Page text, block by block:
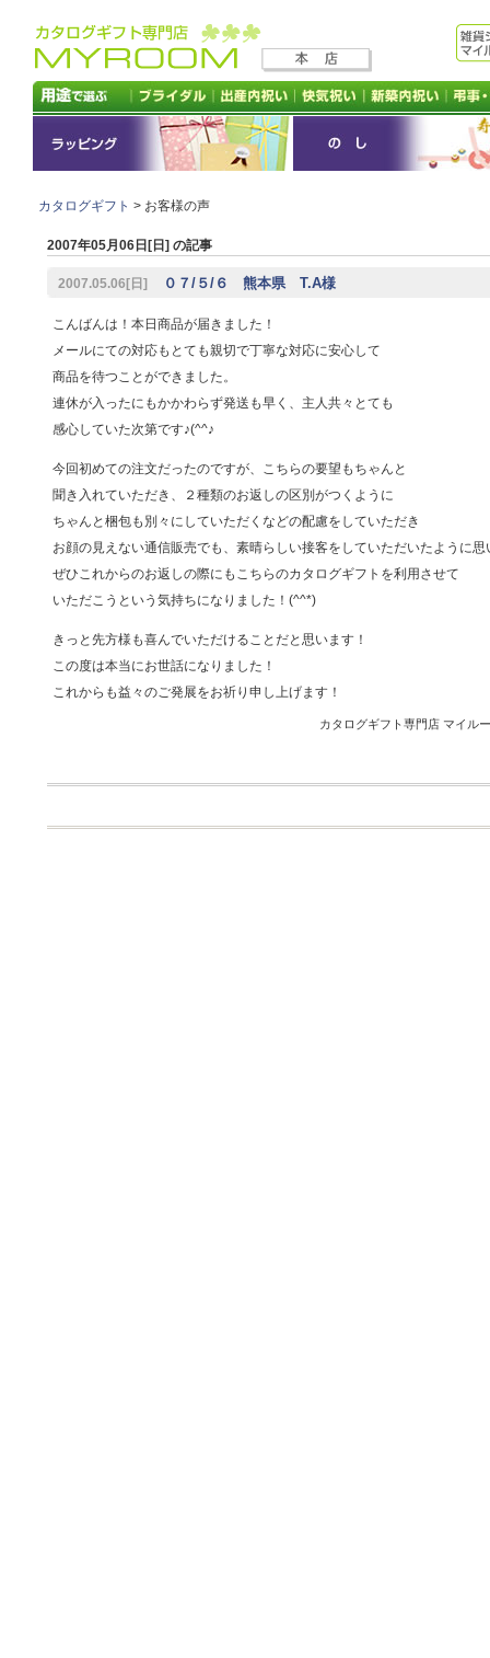
カタログギフト > お客様の声
2007年05月06日[日] の記事
2007.05.06[日] ０７/５/６ 熊本県 T.A様
こんばんは！本日商品が届きました！
メールにての対応もとても親切で丁寧な対応に安心して
商品を待つことができました。
連休が入ったにもかかわらず発送も早く、主人共々とても
感心していた次第です♪(^^♪
今回初めての注文だったのですが、こちらの要望もちゃんと
聞き入れていただき、２種類のお返しの区別がつくように
ちゃんと梱包も別々にしていただくなどの配慮をしていただき
お顔の見えない通信販売でも、素晴らしい接客をしていただいたように思
ぜひこれからのお返しの際にもこちらのカタログギフトを利用させて
いただこうという気持ちになりました！(^^*)
きっと先方様も喜んでいただけることだと思います！
この度は本当にお世話になりました！
これからも益々のご発展をお祈り申し上げます！
カタログギフト専門店 マイ